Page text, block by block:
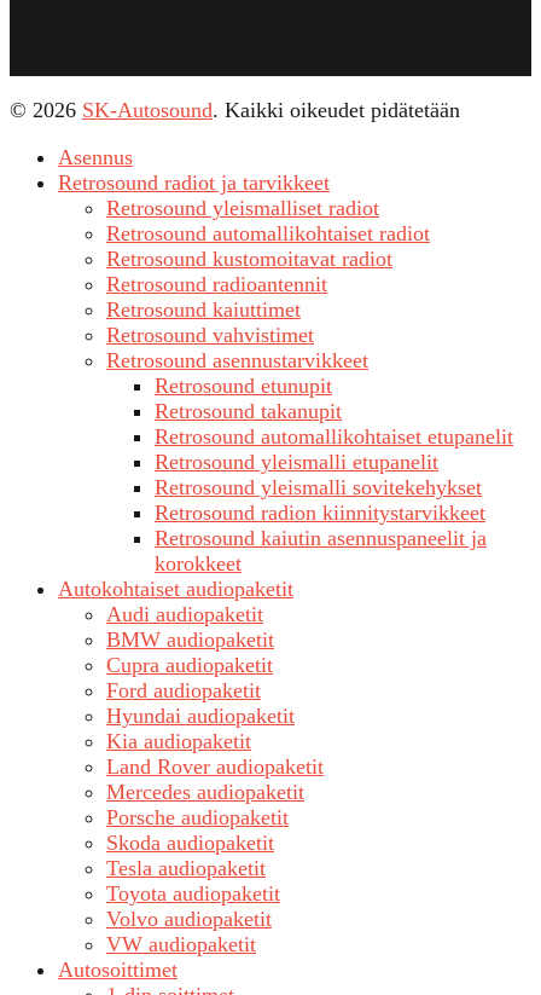
© 2026 SK-Autosound. Kaikki oikeudet pidätetään
Asennus
Retrosound radiot ja tarvikkeet
Retrosound yleismalliset radiot
Retrosound automallikohtaiset radiot
Retrosound kustomoitavat radiot
Retrosound radioantennit
Retrosound kaiuttimet
Retrosound vahvistimet
Retrosound asennustarvikkeet
Retrosound etunupit
Retrosound takanupit
Retrosound automallikohtaiset etupanelit
Retrosound yleismalli etupanelit
Retrosound yleismalli sovitekehykset
Retrosound radion kiinnitystarvikkeet
Retrosound kaiutin asennuspaneelit ja
korokkeet
Autokohtaiset audiopaketit
Audi audiopaketit
BMW audiopaketit
Cupra audiopaketit
Ford audiopaketit
Hyundai audiopaketit
Kia audiopaketit
Land Rover audiopaketit
Mercedes audiopaketit
Porsche audiopaketit
Skoda audiopaketit
Tesla audiopaketit
Toyota audiopaketit
Volvo audiopaketit
VW audiopaketit
Autosoittimet